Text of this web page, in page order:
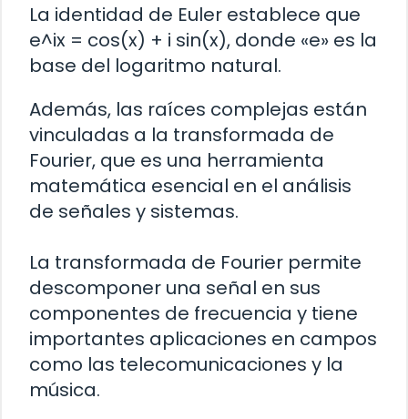
La identidad de Euler establece que
e^ix = cos(x) + i sin(x), donde «e» es la
base del logaritmo natural.
Además, las raíces complejas están
vinculadas a la transformada de
Fourier, que es una herramienta
matemática esencial en el análisis
de señales y sistemas.
La transformada de Fourier permite
descomponer una señal en sus
componentes de frecuencia y tiene
importantes aplicaciones en campos
como las telecomunicaciones y la
música.